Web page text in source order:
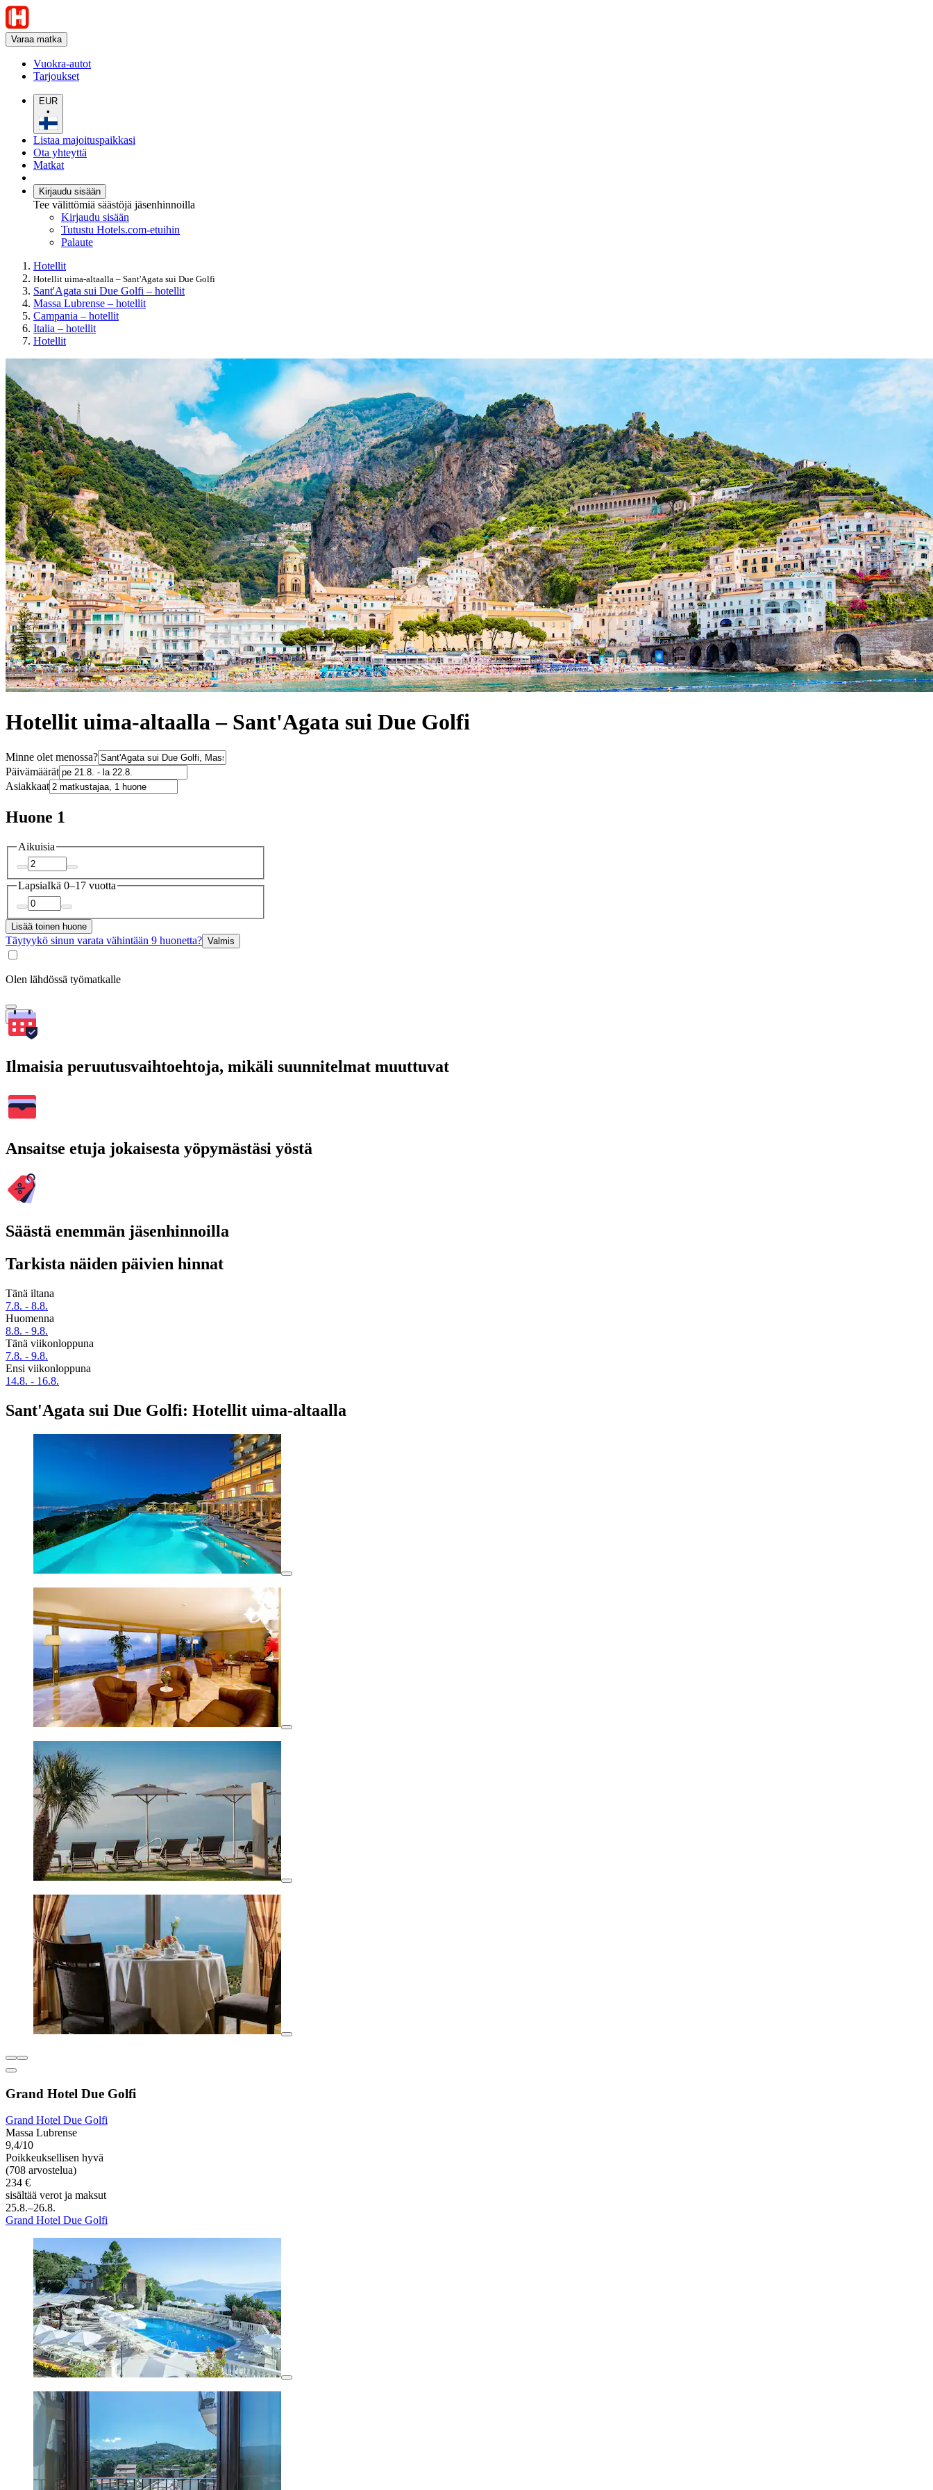
Varaa matka
Vuokra-autot
Tarjoukset
EUR
•
Listaa majoituspaikkasi
Ota yhteyttä
Matkat
Kirjaudu sisään
Tee välittömiä säästöjä jäsenhinnoilla
Kirjaudu sisään
Tutustu Hotels.com-etuihin
Palaute
Hotellit
Hotellit uima-altaalla – Sant'Agata sui Due Golfi
Sant'Agata sui Due Golfi – hotellit
Massa Lubrense – hotellit
Campania – hotellit
Italia – hotellit
Hotellit
Hotellit uima-altaalla – Sant'Agata sui Due Golfi
Minne olet menossa?
Päivämäärät
Asiakkaat
Huone 1
Aikuisia
LapsiaIkä 0–17 vuotta
Lisää toinen huone
Täytyykö sinun varata vähintään 9 huonetta? Valmis
Olen lähdössä työmatkalle
Hae
Ilmaisia peruutusvaihtoehtoja, mikäli suunnitelmat muuttuvat
Ansaitse etuja jokaisesta yöpymästäsi yöstä
Säästä enemmän jäsenhinnoilla
Tarkista näiden päivien hinnat
Tänä iltana
7.8. - 8.8.
Huomenna
8.8. - 9.8.
Tänä viikonloppuna
7.8. - 9.8.
Ensi viikonloppuna
14.8. - 16.8.
Sant'Agata sui Due Golfi: Hotellit uima-altaalla
Grand Hotel Due Golfi
Grand Hotel Due Golfi
Massa Lubrense
9,4/10
Poikkeuksellisen hyvä
(708 arvostelua)
234 €
sisältää verot ja maksut
25.8.–26.8.
Grand Hotel Due Golfi